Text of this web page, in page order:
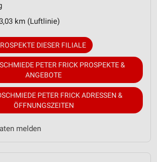
km (Luftlinie)
DIESER FILIALE
PETER FRICK PROSPEKTE &
ANGEBOTE
PETER FRICK ADRESSEN &
ÖFFNUNGSZEITEN
melden